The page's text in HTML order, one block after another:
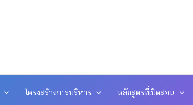
โครงสร้างการบริหาร หลักสูตรที่เปิดสอน